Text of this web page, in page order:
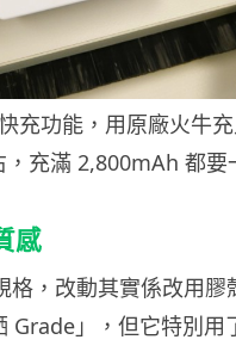
充功能，用原廠火牛
充滿 2,800mAh 都要
感
格，改動其實係改用膠
Grade」，但它特別用